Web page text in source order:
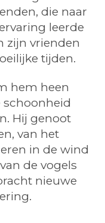
die naar
leerde
zijn vrienden
tijden.
hem heen
schoonheid
Hij genoot
van het
in de wind
de vogels
nieuwe